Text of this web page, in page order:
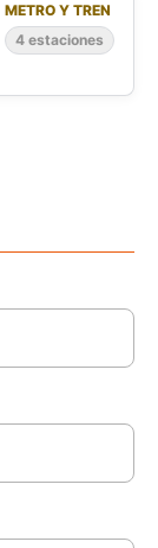
METRO Y TREN
4 estaciones